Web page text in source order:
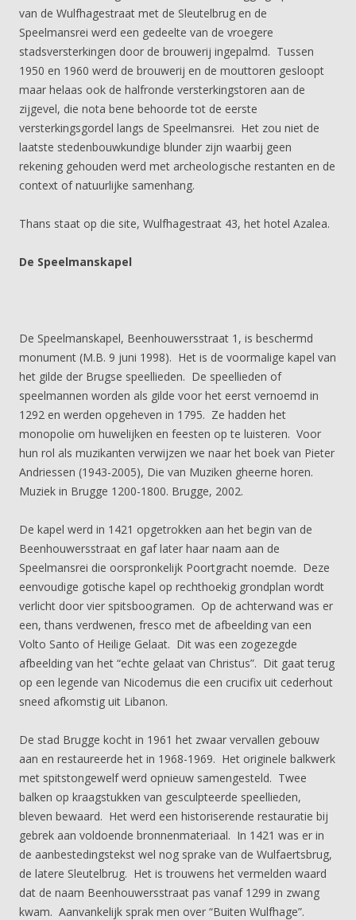
van de Wulfhagestraat met de Sleutelbrug en de
Speelmansrei werd een gedeelte van de vroegere
stadsversterkingen door de brouwerij ingepalmd. Tussen
1950 en 1960 werd de brouwerij en de mouttoren gesloopt
maar helaas ook de halfronde versterkingstoren aan de
zijgevel, die nota bene behoorde tot de eerste
versterkingsgordel langs de Speelmansrei. Het zou niet de
laatste stedenbouwkundige blunder zijn waarbij geen
rekening gehouden werd met archeologische restanten en de
context of natuurlijke samenhang.
Thans staat op die site, Wulfhagestraat 43, het hotel Azalea.
De Speelmanskapel
De Speelmanskapel, Beenhouwersstraat 1, is beschermd
monument (M.B. 9 juni 1998). Het is de voormalige kapel van
het gilde der Brugse speellieden. De speellieden of
speelmannen worden als gilde voor het eerst vernoemd in
1292 en werden opgeheven in 1795. Ze hadden het
monopolie om huwelijken en feesten op te luisteren. Voor
hun rol als muzikanten verwijzen we naar het boek van Pieter
Andriessen (1943-2005), Die van Muziken gheerne horen.
Muziek in Brugge 1200-1800. Brugge, 2002.
De kapel werd in 1421 opgetrokken aan het begin van de
Beenhouwersstraat en gaf later haar naam aan de
Speelmansrei die oorspronkelijk Poortgracht noemde. Deze
eenvoudige gotische kapel op rechthoekig grondplan wordt
verlicht door vier spitsboogramen. Op de achterwand was er
een, thans verdwenen, fresco met de afbeelding van een
Volto Santo of Heilige Gelaat. Dit was een zogezegde
afbeelding van het “echte gelaat van Christus”. Dit gaat terug
op een legende van Nicodemus die een crucifix uit cederhout
sneed afkomstig uit Libanon.
De stad Brugge kocht in 1961 het zwaar vervallen gebouw
aan en restaureerde het in 1968-1969. Het originele balkwerk
met spitstongewelf werd opnieuw samengesteld. Twee
balken op kraagstukken van gesculpteerde speellieden,
bleven bewaard. Het werd een historiserende restauratie bij
gebrek aan voldoende bronnenmateriaal. In 1421 was er in
de aanbestedingstekst wel nog sprake van de Wulfaertsbrug,
de latere Sleutelbrug. Het is trouwens het vermelden waard
dat de naam Beenhouwersstraat pas vanaf 1299 in zwang
kwam. Aanvankelijk sprak men over “Buiten Wulfhage”.